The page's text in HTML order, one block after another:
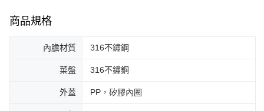
商品規格
內膽材質 316不鏽鋼
菜盤 316不鏽鋼
外蓋 PP，矽膠內圈